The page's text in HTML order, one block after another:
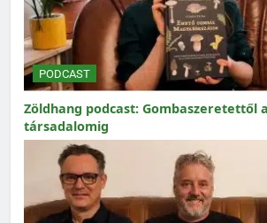
PODCAST
Zöldhang podcast: Gombaszeretettől
társadalomig